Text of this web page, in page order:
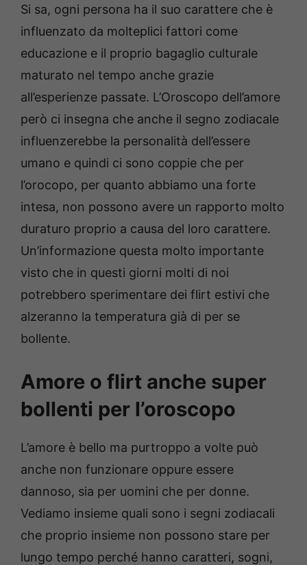
Si sa, ogni persona ha il suo carattere che è
influenzato da molteplici fattori come
educazione e il proprio bagaglio culturale
maturato nel tempo anche grazie
all’esperienze passate. L’Oroscopo dell’amore
però ci insegna che anche il segno zodiacale
influenzerebbe la personalità dell’essere
umano e quindi ci sono coppie che per
l’orocopo, per quanto abbiamo una forte
intesa, non possono avere un rapporto molto
duraturo proprio a causa del loro carattere.
Un’informazione questa molto importante
visto che in questi giorni molti di noi
potrebbero sperimentare dei flirt estivi che
alzeranno la temperatura già di per se
bollente.
Amore o flirt anche super
bollenti per l’oroscopo
L’amore è bello ma purtroppo a volte può
anche non funzionare oppure essere
dannoso, sia per uomini che per donne.
Vediamo insieme quali sono i segni zodiacali
che proprio insieme non possono stare per
lungo tempo perché hanno caratteri, sogni,